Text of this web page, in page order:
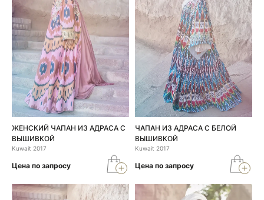
ЖЕНСКИЙ ЧАПАН ИЗ АДРАСА С
ВЫШИВКОЙ
Kuwait 2017
Цена по запросу
ЧАПАН ИЗ АДРАСА С БЕЛОЙ
ВЫШИВКОЙ
Kuwait 2017
Цена по запросу